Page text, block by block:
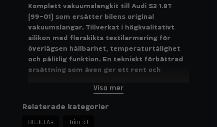
Komplett vakuumslangkit till Audi S3 1.8T
(99–01) som ersätter bilens original
vakuumslangar. Tillverkat i högkvalitativt
silikon med flerskikts textilarmering för
överlägsen hållbarhet, temperaturtålighet
och pålitlig funktion. En tekniskt förbättrad
ersättning som även ger ett rent och
till fem lager armering beroende på innerdiameter.
Konstruktionen ger bibehållen form även vid högt
Visa mer
Relaterade kategorier
BILDELAR
Trim kit